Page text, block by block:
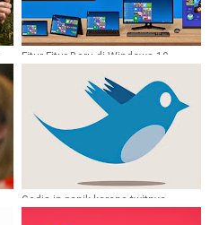
Fitur Fitur Baru di Windows 10
Gadis in panik karena twitnya